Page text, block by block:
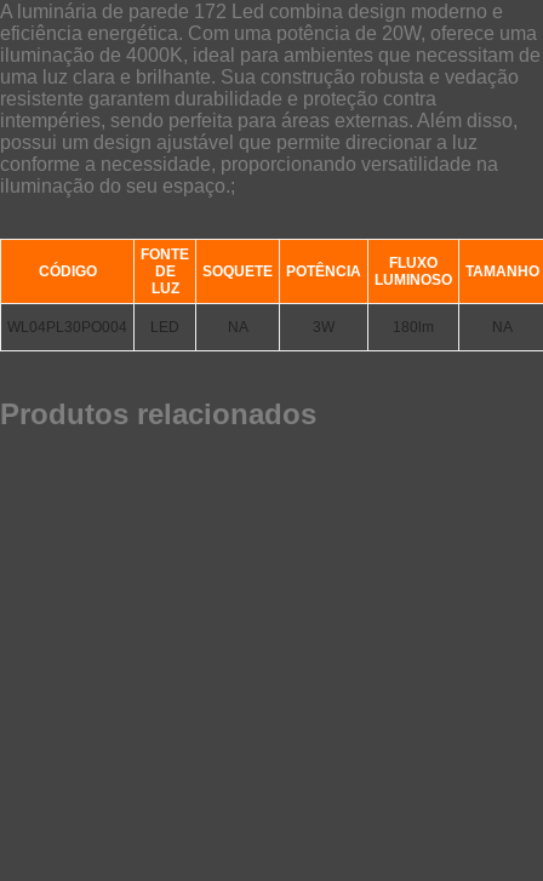
A luminária de parede 172 Led combina design moderno e
eficiência energética. Com uma potência de 20W, oferece uma
iluminação de 4000K, ideal para ambientes que necessitam de
uma luz clara e brilhante. Sua construção robusta e vedação
resistente garantem durabilidade e proteção contra
intempéries, sendo perfeita para áreas externas. Além disso,
possui um design ajustável que permite direcionar a luz
conforme a necessidade, proporcionando versatilidade na
iluminação do seu espaço.;
CÓDIGO
FONTE
DE
LUZ
SOQUETE POTÊNCIA
FLUXO
LUMINOSO
TAMANHO
WL04PL30PO004 LED NA 3W 180lm NA
Produtos relacionados